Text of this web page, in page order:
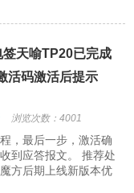
天喻TP20已完成
活码激活后提示
浏览次数：4001
，最后一步，激活确
到应答报文。 推荐处
方后期上线新版本优